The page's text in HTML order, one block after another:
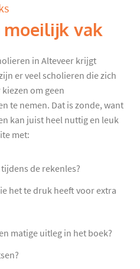
moeilijk vak
in Alteveer krijgt
er veel scholieren die zich
om geen
te nemen. Dat is zonde, want
kan juist heel nuttig en leuk
met:
de rekenles?
het te druk heeft voor extra
matige uitleg in het boek?